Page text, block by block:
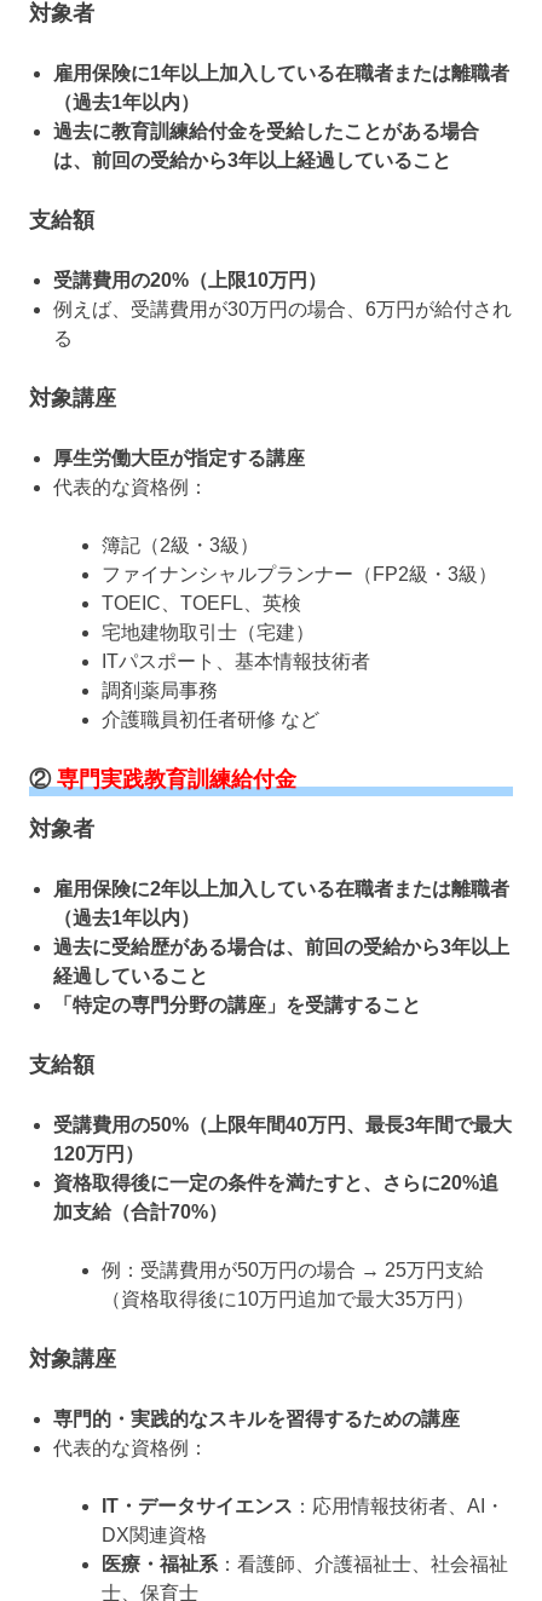
対象者
雇用保険に1年以上加入している在職者または離職者
（過去1年以内）
過去に教育訓練給付金を受給したことがある場合
は、前回の受給から3年以上経過していること
支給額
受講費用の20%（上限10万円）
例えば、受講費用が30万円の場合、6万円が給付され
る
対象講座
厚生労働大臣が指定する講座
代表的な資格例：
簿記（2級・3級）
ファイナンシャルプランナー（FP2級・3級）
TOEIC、TOEFL、英検
宅地建物取引士（宅建）
ITパスポート、基本情報技術者
調剤薬局事務
介護職員初任者研修 など
② 専門実践教育訓練給付金
対象者
雇用保険に2年以上加入している在職者または離職者
（過去1年以内）
過去に受給歴がある場合は、前回の受給から3年以上
経過していること
「特定の専門分野の講座」を受講すること
支給額
受講費用の50%（上限年間40万円、最長3年間で最大
120万円）
資格取得後に一定の条件を満たすと、さらに20%追
加支給（合計70%）
例：受講費用が50万円の場合 → 25万円支給
（資格取得後に10万円追加で最大35万円）
対象講座
専門的・実践的なスキルを習得するための講座
代表的な資格例：
IT・データサイエンス ：応用情報技術者、AI・
DX関連資格
医療・福祉系 ：看護師、介護福祉士、社会福祉
士、保育士